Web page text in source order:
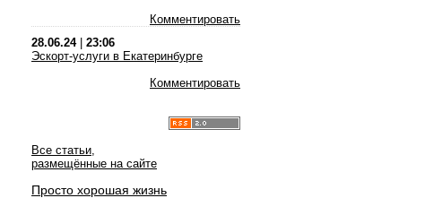
Комментировать
28.06.24| 23:06
Эскорт-услуги в Екатеринбурге
Комментировать
Все статьи,
размещённые на сайте
Просто хорошая жизнь